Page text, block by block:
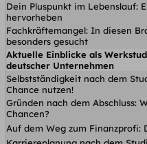
Dein Pluspunkt im Lebenslauf:
hervorheben
Fachkräftemangel: In diesen
besonders gesucht
Aktuelle Einblicke als
deutscher Unternehmen
Selbstständigkeit nach dem
Chance nutzen!
Gründen nach dem Abschluss:
Chancen?
Auf dem Weg zum Finanzprofi: